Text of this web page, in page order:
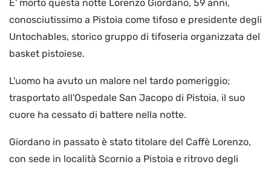
E' morto questa notte Lorenzo Giordano, 59 anni,
conosciutissimo a Pistoia come tifoso e presidente degli
Untochables, storico gruppo di tifoseria organizzata del
basket pistoiese.
L'uomo ha avuto un malore nel tardo pomeriggio;
trasportato all'Ospedale San Jacopo di Pistoia, il suo
cuore ha cessato di battere nella notte.
Giordano in passato è stato titolare del Caffè Lorenzo,
con sede in località Scornio a Pistoia e ritrovo degli